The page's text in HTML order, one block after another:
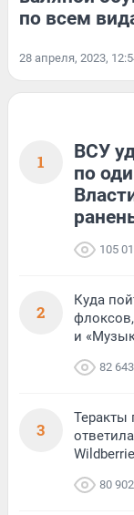
по всем
28 апреля, 2023,
1
ВСУ
по
105
2
Куда
и
82 643
3
Теракты
80 902